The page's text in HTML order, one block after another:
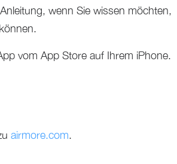
wenn Sie wissen möchten,
vom App Store auf Ihrem iPhone.
airmore.com.